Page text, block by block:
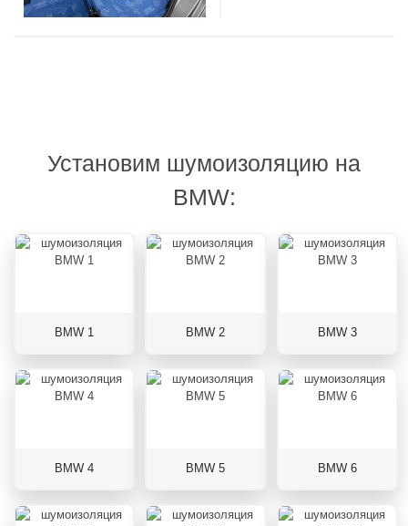
Установим шумоизоляцию на
BMW:
BMW 1 BMW 2 BMW 3
BMW 4 BMW 5 BMW 6